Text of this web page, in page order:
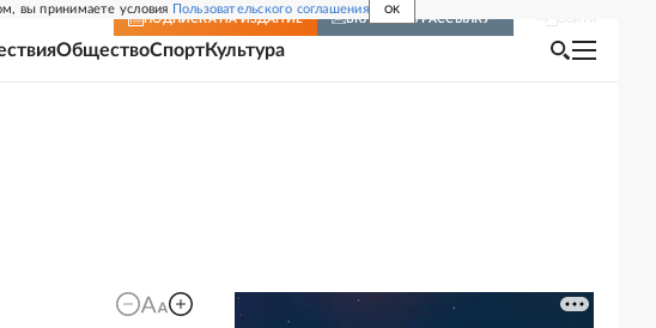
вы принимаете условия Пользовательского соглашения OK
ПОДПИСКА НА ИЗДАНИЕ ВКЛЮЧИТЬ РАССЫЛКУ
ОбществоСпортКультура